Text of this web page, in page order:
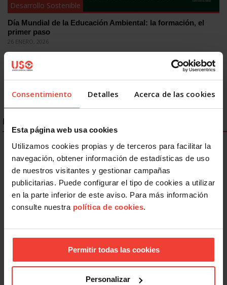
Consentimiento Detalles Acerca de las cookies
Esta página web usa cookies
Utilizamos cookies propias y de terceros para facilitar la
navegación, obtener información de estadísticas de uso
de nuestros visitantes y gestionar campañas
publicitarias. Puede configurar el tipo de cookies a utilizar
en la parte inferior de este aviso. Para más información
consulte nuestra política de cookies.
Permitir todas las cookies
Personalizar
Desarrollo Sostenible
Día Mundial de la Educación Ambiental: la formación, el
primer paso
26 ENERO, 2026
ENLACES DESTACADOS